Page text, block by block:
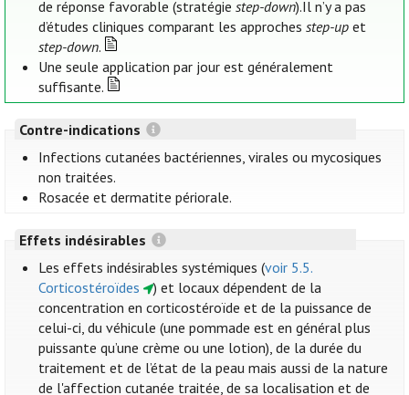
de réponse favorable (stratégiestep-down).Il n’y a pas
d’études cliniques comparant les approchesstep-up et
step-down.
Une seule application par jour est généralement
suffisante.
Contre-indications
Infections cutanées bactériennes, virales ou mycosiques
non traitées.
Rosacée et dermatite périorale.
Effets indésirables
Les effets indésirables systémiques (voir 5.5.
Corticostéroïdes
) et locaux dépendent de la
concentration en corticostéroïde et de la puissance de
celui-ci, du véhicule (une pommade est en général plus
puissante qu’une crème ou une lotion), de la durée du
traitement et de l’état de la peau mais aussi de la nature
de l'affection cutanée traitée, de sa localisation et de